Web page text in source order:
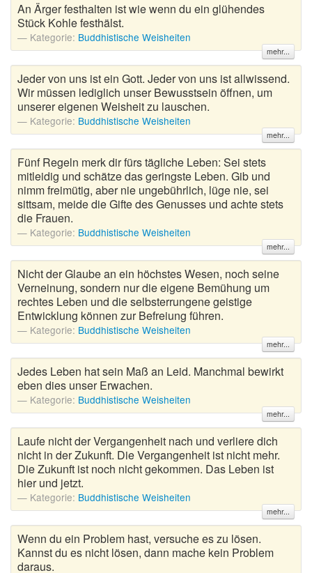
An Ärger festhalten ist wie wenn du ein glühendes
Stück Kohle festhälst.
Kategorie: Buddhistische Weisheiten
mehr...
Jeder von uns ist ein Gott. Jeder von uns ist allwissend.
Wir müssen lediglich unser Bewusstsein öffnen, um
unserer eigenen Weisheit zu lauschen.
Kategorie: Buddhistische Weisheiten
mehr...
Fünf Regeln merk dir fürs tägliche Leben: Sei stets
mitleidig und schätze das geringste Leben. Gib und
nimm freimütig, aber nie ungebührlich, lüge nie, sei
sittsam, meide die Gifte des Genusses und achte stets
die Frauen.
Kategorie: Buddhistische Weisheiten
mehr...
Nicht der Glaube an ein höchstes Wesen, noch seine
Verneinung, sondern nur die eigene Bemühung um
rechtes Leben und die selbsterrungene geistige
Entwicklung können zur Befreiung führen.
Kategorie: Buddhistische Weisheiten
mehr...
Jedes Leben hat sein Maß an Leid. Manchmal bewirkt
eben dies unser Erwachen.
Kategorie: Buddhistische Weisheiten
mehr...
Laufe nicht der Vergangenheit nach und verliere dich
nicht in der Zukunft. Die Vergangenheit ist nicht mehr.
Die Zukunft ist noch nicht gekommen. Das Leben ist
hier und jetzt.
Kategorie: Buddhistische Weisheiten
mehr...
Wenn du ein Problem hast, versuche es zu lösen.
Kannst du es nicht lösen, dann mache kein Problem
daraus.